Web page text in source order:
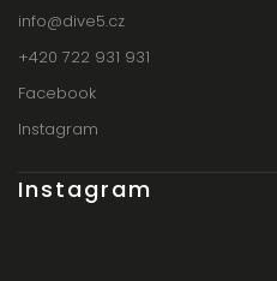
info@dive5.cz
+420 722 931 931
Facebook
Instagram
Instagram